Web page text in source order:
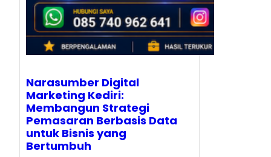
Narasumber Digital
Marketing Kediri:
Membangun Strategi
Pemasaran Berbasis Data
untuk Bisnis yang
Bertumbuh